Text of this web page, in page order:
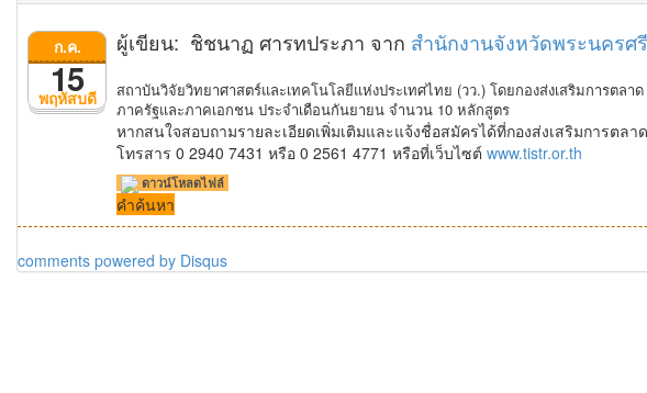
พฤหัสบดี
ก.ค.
15
ผู้เขียน: ชิชนาฏ ศารทประภา จาก สำนักงานจังหวัดพระนครศ
สถาบันวิจัยวิทยาศาสตร์และเทคโนโลยีแห่งประเทศไทย (วว.) โดยกองส่งเสริมการต
ภาครัฐและภาคเอกชน ประจำเดือนกันยายน จำนวน 10 หลักสูตร
หากสนใจสอบถามรายละเอียดเพิ่มเติมและแจ้งชื่อสมัครได้ที่กองส่งเสริมการตล
โทรสาร 0 2940 7431 หรือ 0 2561 4771 หรือที่เว็บไซต์ www.tistr.or.th
ดาวน์โหลดไฟล์
คำค้นหา
comments powered by Disqus